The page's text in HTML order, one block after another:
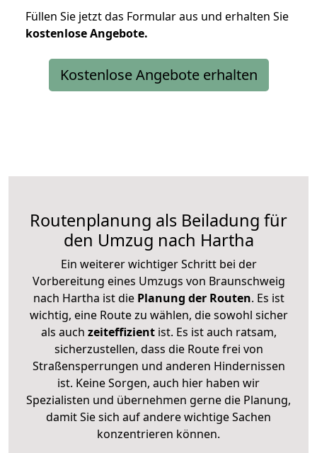
Füllen Sie jetzt das Formular aus und erhalten Sie
kostenloseAngebote.
Kostenlose Angebote erhalten
Routenplanung als Beiladung für
den Umzug nach Hartha
Ein weiterer wichtiger Schritt bei der
Vorbereitung eines Umzugs von Braunschweig
nach Hartha ist diePlanung der Routen. Es ist
wichtig, eine Route zu wählen, die sowohl sicher
als auch zeiteffizientist. Es ist auch ratsam,
sicherzustellen, dass die Route frei von
Straßensperrungen und anderen Hindernissen
ist. Keine Sorgen, auch hier haben wir
Spezialisten und übernehmen gerne die Planung,
damit Sie sich auf andere wichtige Sachen
konzentrieren können.